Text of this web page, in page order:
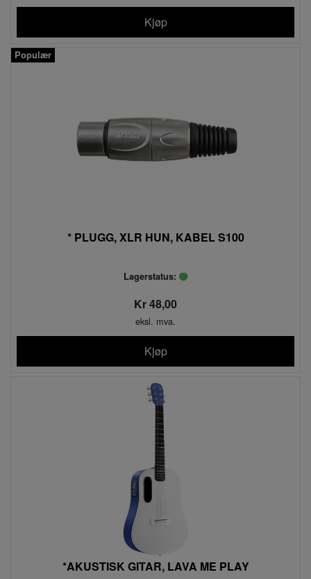
Kjøp
Populær
* PLUGG, XLR HUN, KABEL S100
Lagerstatus:
Kr 48,00
eksl. mva.
Kjøp
*AKUSTISK GITAR, LAVA ME PLAY